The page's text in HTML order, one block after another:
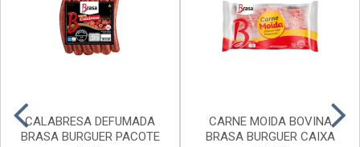
CALABRESA DEFUMADA
BRASA BURGUER PACOTE
CARNE MOIDA BOVINA
BRASA BURGUER CAIXA